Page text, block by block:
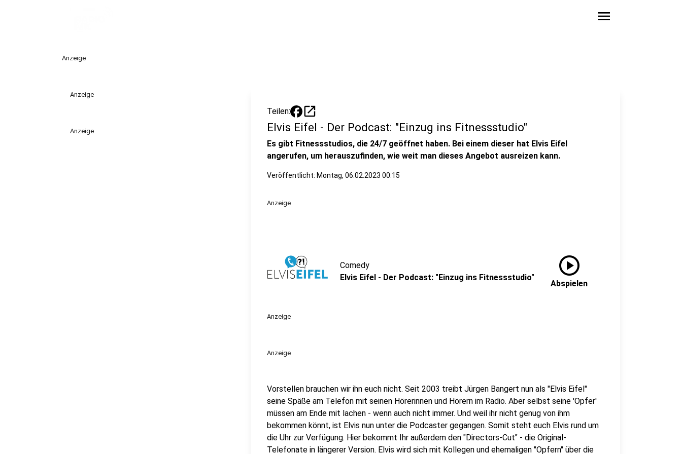
menu
Anzeige
Anzeige
Anzeige
Teilen: open_in_new
Elvis Eifel - Der Podcast: "Einzug ins Fitnessstudio"
Es gibt Fitnessstudios, die 24/7 geöffnet haben. Bei einem dieser hat Elvis Eifel
angerufen, um herauszufinden, wie weit man dieses Angebot ausreizen kann.
Veröffentlicht: Montag, 06.02.2023 00:15
Anzeige
Comedy
Elvis Eifel - Der Podcast: "Einzug ins Fitnessstudio"
play_circle
Abspielen
Anzeige
Anzeige
Vorstellen brauchen wir ihn euch nicht. Seit 2003 treibt Jürgen Bangert nun als "Elvis Eifel"
seine Späße am Telefon mit seinen Hörerinnen und Hörern im Radio. Aber selbst seine 'Opfer'
müssen am Ende mit lachen - wenn auch nicht immer. Und weil ihr nicht genug von ihm
bekommen könnt, ist Elvis nun unter die Podcaster gegangen. Somit steht euch Elvis rund um
die Uhr zur Verfügung. Hier bekommt Ihr außerdem den "Directors-Cut" - die Original-
Telefonate in längerer Version. Elvis wird sich mit Kollegen und ehemaligen "Opfern" über die